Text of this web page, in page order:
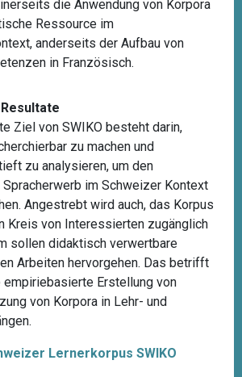
die Anwendung von Korpora
Ressource im
anderseits der Aufbau von
in Französisch.
Ziel von SWIKO besteht darin,
zu machen und
zu analysieren, um den
im Schweizer Kontext
Angestrebt wird auch, das Korpus
Kreis von Interessierten zugänglich
sollen didaktisch verwertbare
Arbeiten hervorgehen. Das betrifft
Erstellung von
von Korpora in Lehr- und
Lernerkorpus SWIKO